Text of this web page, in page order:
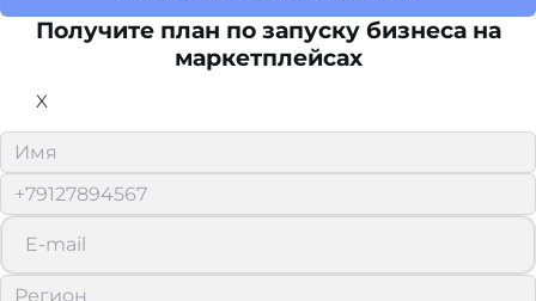
Получите план по запуску бизнеса на
маркетплейсах
X